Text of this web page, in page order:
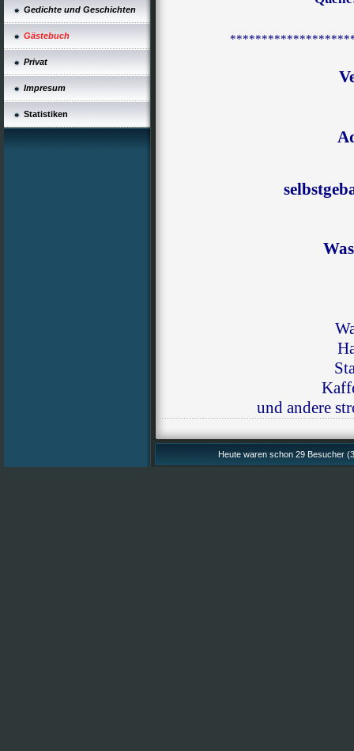
Gedichte und Geschichten
Gästebuch
Privat
Impresum
Statistiken
und andere
Heute waren schon 29 Besucher